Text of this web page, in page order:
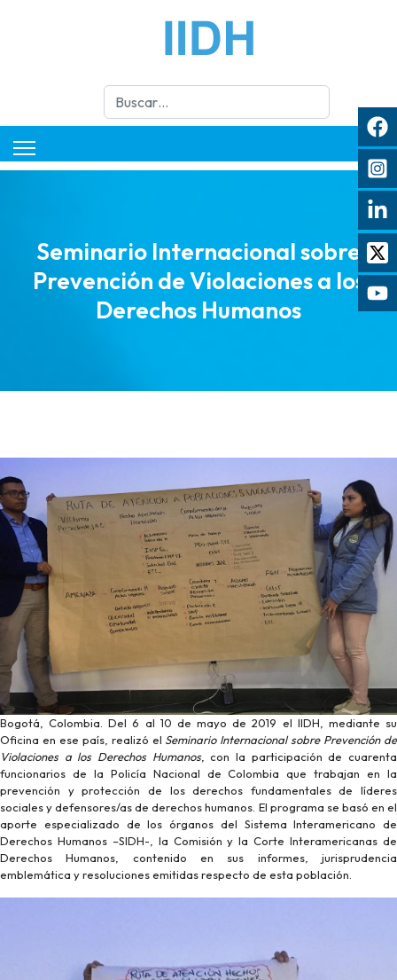
Buscar
Seminario Internacional sobre
Prevención de Violaciones a los
Derechos Humanos
Bogotá, Colombia. Del 6 al 10 de mayo de 2019 el IIDH, mediante su
Oficina en ese país, realizó el Seminario Internacional sobre Prevención de
Violaciones a los Derechos Humanos, con la participación de cuarenta
funcionarios de la Policía Nacional de Colombia que trabajan en la
prevención y protección de los derechos fundamentales de líderes
sociales y defensores/as de derechos humanos. El programa se basó en el
aporte especializado de los órganos del Sistema Interamericano de
Derechos Humanos –SIDH-, la Comisión y la Corte Interamericanas de
Derechos Humanos, contenido en sus informes, jurisprudencia
emblemática y resoluciones emitidas respecto de esta población.